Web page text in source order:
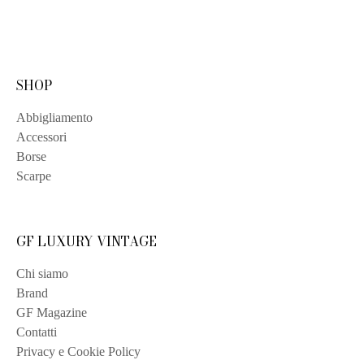
SHOP
Abbigliamento
Accessori
Borse
Scarpe
GF LUXURY VINTAGE
Chi siamo
Brand
GF Magazine
Contatti
Privacy e Cookie Policy